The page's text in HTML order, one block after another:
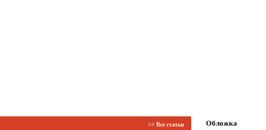
>> Все статьи Обложка